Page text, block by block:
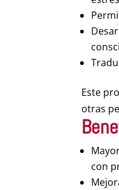
Este
otras
con